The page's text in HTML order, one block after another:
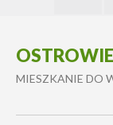
MIESZKANIE DO